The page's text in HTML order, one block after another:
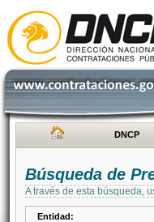
DNCP
Búsqueda de
A través de esta búsqueda,
Entidad: